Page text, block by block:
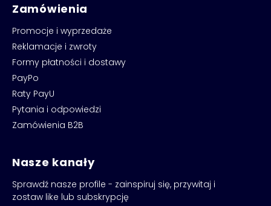
Zamówienia
Promocje i wyprzedaże
Reklamacje i zwroty
Formy płatności i dostawy
PayPo
Raty PayU
Pytania i odpowiedzi
Zamówienia B2B
Nasze kanały
Sprawdź nasze profile - zainspiruj się, przywitaj i
zostaw like lub subskrypcję